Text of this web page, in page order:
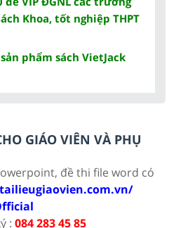
Khoa, tốt nghiệp THPT
phẩm sách VietJack
GIÁO VIÊN VÀ PHỤ
đề thi file word có
: 084 283 45 85